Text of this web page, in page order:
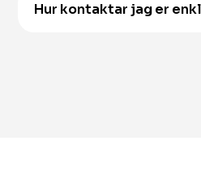
Hur kontaktar jag er